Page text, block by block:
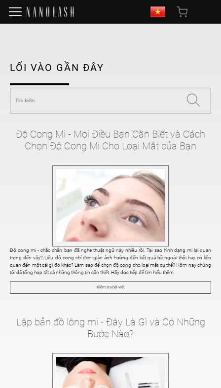
LỐI VÀO GẦN ĐÂY
Độ Cong Mi - Mọi Điều Bạn Cần Biết và Cách
Chọn Độ Cong Mi Cho Loại Mắt của Bạn
Độ cong mi - chắc chắn bạn đã nghe thuật ngữ này nhiều rồi. Tại sao hình dạng mi lại quan
trọng đến vậy? Liệu độ cong chỉ đơn giản ảnh hưởng đến kết quả bề ngoài thôi hay có liên
quan đến một cái gì đó khác? Làm sao để chọn độ cong cho loại mắt cụ thể? Hôm nay chúng
tôi đã tổng hợp tất cả những thông tin cần thiết. Hãy đọc tiếp để tìm hiểu thêm.
Kiểm tra bài viết
Lập bản đồ lông mi - Đây Là Gì và Có Những
Bước Nào?